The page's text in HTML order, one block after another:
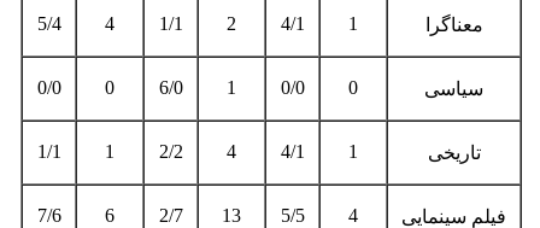
معناگرا 1
4/1
2
1/1
4
5/4
سیاسی 0
0/0
1
6/0
0
0/0
تاریخی 1
4/1
4
2/2
1
1/1
فیلم سینمایی
4
5/5
13
2/7
6
7/6